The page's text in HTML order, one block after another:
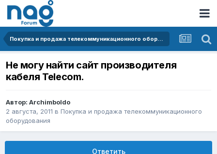
Покупка и продажа телекоммуникационного оборудования
Не могу найти сайт производителя
кабеля Telecom.
Автор: Archimboldo
2 августа, 2011 в Покупка и продажа телекоммуникационного
оборудования
Ответить